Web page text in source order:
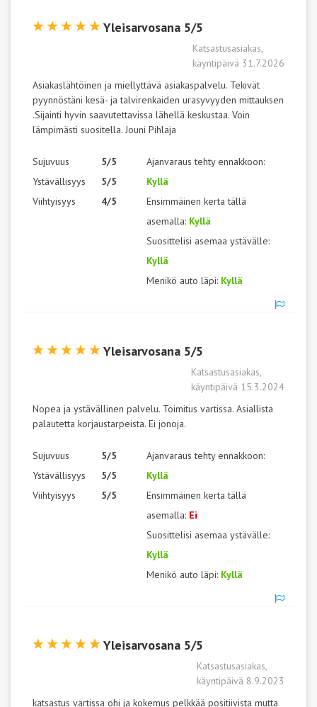
Yleisarvosana 5/5
Katsastusasiakas,
käyntipäivä 31.7.2026
Asiakaslähtöinen ja miellyttävä asiakaspalvelu. Tekivät
pyynnöstäni kesä- ja talvirenkaiden urasyvyyden mittauksen
.Sijainti hyvin saavutettavissa lähellä keskustaa. Voin
lämpimästi suositella. Jouni Pihlaja
Sujuvuus
Ystävällisyys
Viihtyisyys
5/5
5/5
4/5
Ajanvaraus tehty ennakkoon:
Kyllä
Ensimmäinen kerta tällä
asemalla: Kyllä
Suosittelisi asemaa ystävälle:
Kyllä
Menikö auto läpi: Kyllä
Yleisarvosana 5/5
Katsastusasiakas,
käyntipäivä 15.3.2024
Nopea ja ystävällinen palvelu. Toimitus vartissa. Asiallista
palautetta korjaustarpeista. Ei jonoja.
Sujuvuus
Ystävällisyys
Viihtyisyys
5/5
5/5
5/5
Ajanvaraus tehty ennakkoon:
Kyllä
Ensimmäinen kerta tällä
asemalla: Ei
Suosittelisi asemaa ystävälle:
Kyllä
Menikö auto läpi: Kyllä
Yleisarvosana 5/5
Katsastusasiakas,
käyntipäivä 8.9.2023
katsastus vartissa ohi ja kokemus pelkkää positiivista mutta